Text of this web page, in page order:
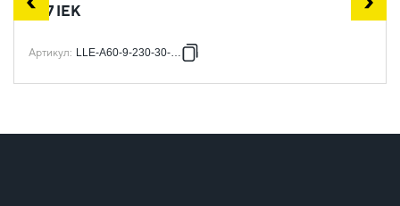
E27 IEK
Артикул: LLE-A60-9-230-30-E27